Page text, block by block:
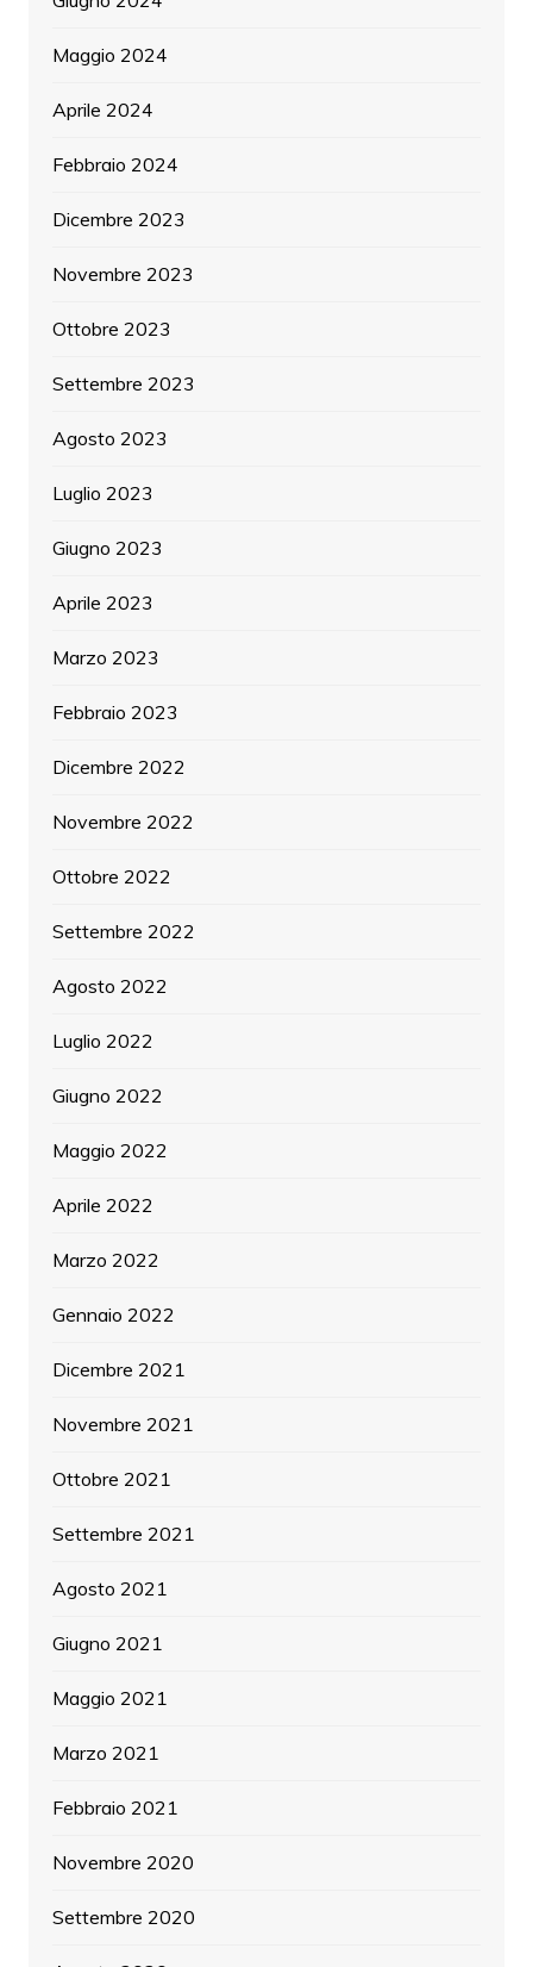
Maggio 2024
Aprile 2024
Febbraio 2024
Dicembre 2023
Novembre 2023
Ottobre 2023
Settembre 2023
Agosto 2023
Luglio 2023
Giugno 2023
Aprile 2023
Marzo 2023
Febbraio 2023
Dicembre 2022
Novembre 2022
Ottobre 2022
Settembre 2022
Agosto 2022
Luglio 2022
Giugno 2022
Maggio 2022
Aprile 2022
Marzo 2022
Gennaio 2022
Dicembre 2021
Novembre 2021
Ottobre 2021
Settembre 2021
Agosto 2021
Giugno 2021
Maggio 2021
Marzo 2021
Febbraio 2021
Novembre 2020
Settembre 2020